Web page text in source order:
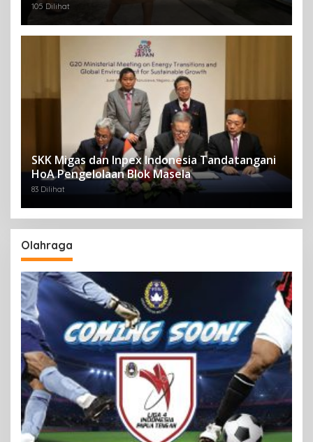
105 Dilihat
SKK Migas dan Inpex Indonesia Tandatangani
HoA Pengelolaan Blok Masela
83 Dilihat
Olahraga